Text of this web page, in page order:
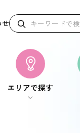
せ
エリアで探す
エリアで探す